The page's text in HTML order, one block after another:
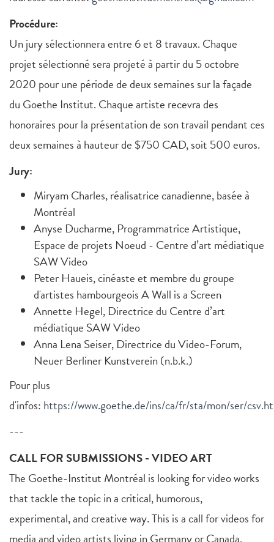
Procédure:
Un jury sélectionnera entre 6 et 8 travaux. Chaque
projet sélectionné sera projeté à partir du 5 octobre
2020 pour une période de deux semaines sur la façade
du Goethe Institut. Chaque artiste recevra des
honoraires pour la présentation de son travail pendant ces
deux semaines à hauteur de $750 CAD, soit 500 euros.
Jury:
Miryam Charles, réalisatrice canadienne, basée à
Montréal
Anyse Ducharme, Programmatrice Artistique,
Espace de projets Noeud - Centre d’art médiatique
SAW Video
Peter Haueis, cinéaste et membre du groupe
d'artistes hambourgeois A Wall is a Screen
Annette Hegel, Directrice du Centre d’art
médiatique SAW Video
Anna Lena Seiser, Directrice du Video-Forum,
Neuer Berliner Kunstverein (n.b.k.)
Pour plus
d'infos: https://www.goethe.de/ins/ca/fr/sta/mon/ser/
---
CALL FOR SUBMISSIONS - VIDEO ART
The Goethe-Institut Montréal is looking for video works
that tackle the topic in a critical, humorous,
experimental, and creative way. This is a call for videos for